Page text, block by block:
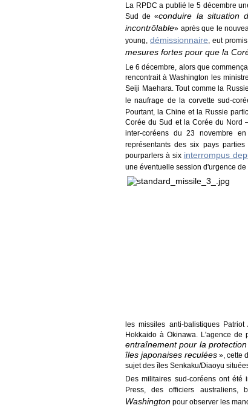
La RPDC a publié le 5 décembre
Sud de «conduire la situation
incontrôlable» après que le
young, démissionnaire, eut
mesures fortes pour que la
Le 6 décembre, alors que
rencontrait à Washington les
Seiji Maehara. Tout comme la
le naufrage de la corvette sud-
Pourtant, la Chine et la Russie
Corée du Sud et la Corée du Nord
inter-coréens du 23 novembre
représentants des six pays
pourparlers à six interrompus
une éventuelle session d'urgence
les missiles anti-balistiques
Hokkaido à Okinawa. L'agence
entraînement pour la
îles japonaises reculées », cette
sujet des îles Senkaku/Diaoyu
Des militaires sud-coréens ont été
Press, des officiers
Washington pour observer les